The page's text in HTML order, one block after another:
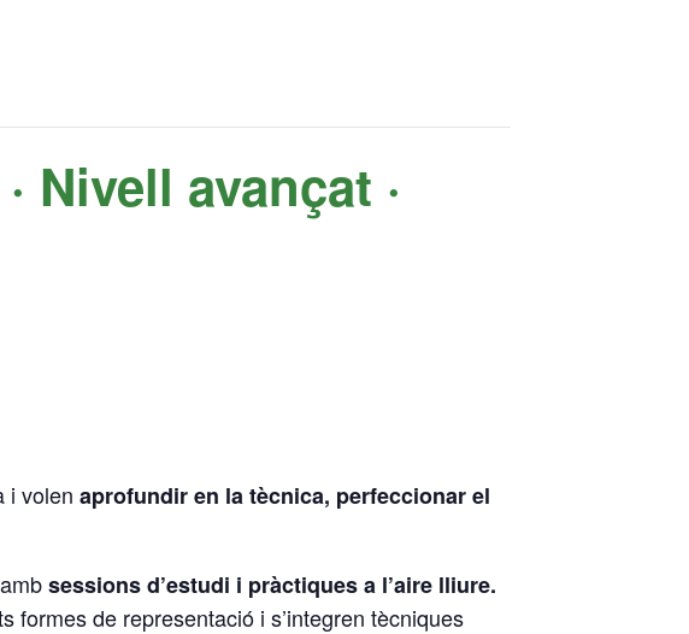
Nivell avançat ·
i volen aprofundir en la tècnica, perfeccionar el
sessions d’estudi i pràctiques a l’aire lliure.
formes de representació i s’integren tècniques